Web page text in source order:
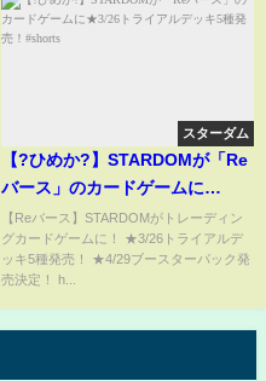
スターダム
【?ひめか?】STARDOMが「Re
バース」のカードゲームに
★3/26トライアルデッキ5種発
売！#shorts
【Reバース】STARDOMがトレーディン
グカードゲームに！ ★3/26トライアルデ
ッキ5種発売！ ★4/29ブースターパック発
売決定！ h...